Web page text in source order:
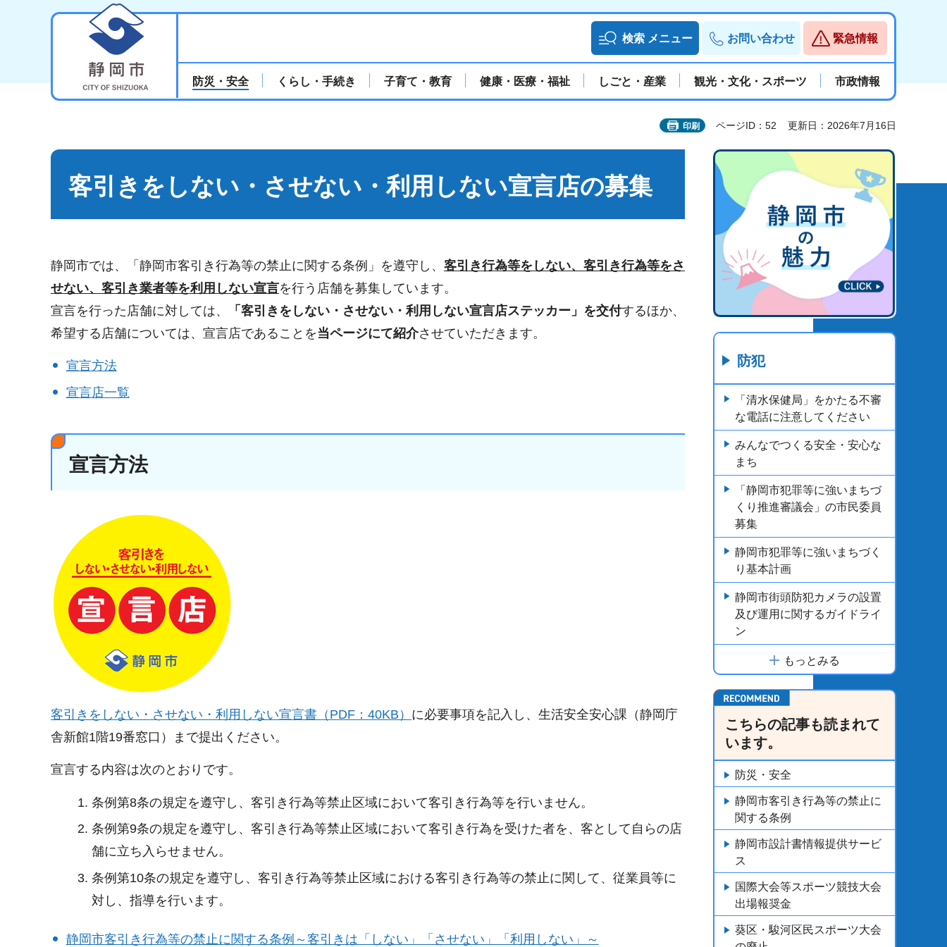
検索 メニュー お問い合わせ 緊急情報
防災・安全 くらし・手続き 子育て・教育 健康・医療・福祉 しごと・産業 観光・文化・スポーツ 市政情報
印刷 ページID：52 更新日：2026年7月16日
客引きをしない・させない・利用しない宣言店の募集
静岡市では、「静岡市客引き行為等の禁止に関する条例」を遵守し、 客引き行為等をしない、客引き行為等をさ
せない、客引き業者等を利用しない宣言を行う店舗を募集しています。
宣言を行った店舗に対しては、
「客引きをしない・させない・利用しない宣言店ステッカー」を交付するほか、
希望する店舗については、宣言店であることを当ページにて紹介させていただきます。
宣言方法
宣言店一覧
宣言方法
客引きをしない・させない・利用しない宣言書（PDF：40KB） に必要事項を記入し、生活安全安心課（静岡庁
舎新館1階19番窓口）まで提出ください。
宣言する内容は次のとおりです。
条例第8条の規定を遵守し、客引き行為等禁止区域において客引き行為等を行いません。
条例第9条の規定を遵守し、客引き行為等禁止区域において客引き行為を受けた者を、客として自らの店
舗に立ち入らせません。
条例第10条の規定を遵守し、客引き行為等禁止区域における客引き行為等の禁止に関して、従業員等に
対し、指導を行います。
静岡市客引き行為等の禁止に関する条例～客引きは「しない」「させない」「利用しない」～
防犯
「清水保健局」をかたる不審
な電話に注意してください
みんなでつくる安全・安心な
まち
「静岡市犯罪等に強いまちづ
くり推進審議会」の市民委員
募集
静岡市犯罪等に強いまちづく
り基本計画
静岡市街頭防犯カメラの設置
及び運用に関するガイドライ
ン
もっとみる
こちらの記事も読まれて
います。
防災・安全
静岡市客引き行為等の禁止に
関する条例
静岡市設計書情報提供サービ
ス
国際大会等スポーツ競技大会
出場報奨金
葵区・駿河区民スポーツ大会